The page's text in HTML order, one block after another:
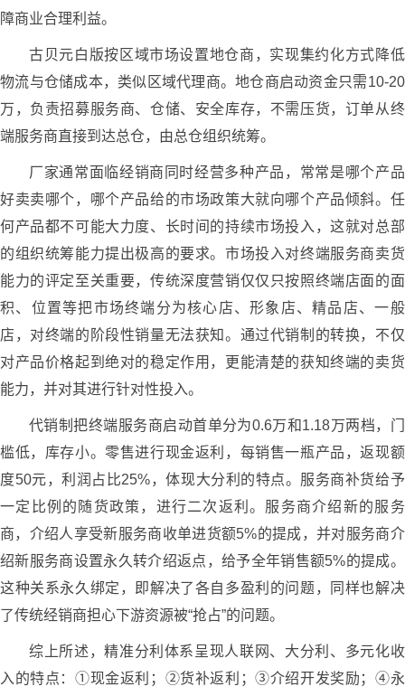
障商业合理利益。
古贝元白版按区域市场设置地仓商，实现集约化方式降低
物流与仓储成本，类似区域代理商。地仓商启动资金只需10-20
万，负责招募服务商、仓储、安全库存，不需压货，订单从终
端服务商直接到达总仓，由总仓组织统筹。
厂家通常面临经销商同时经营多种产品，常常是哪个产品
好卖卖哪个，哪个产品给的市场政策大就向哪个产品倾斜。任
何产品都不可能大力度、长时间的持续市场投入，这就对总部
的组织统筹能力提出极高的要求。市场投入对终端服务商卖货
能力的评定至关重要，传统深度营销仅仅只按照终端店面的面
积、位置等把市场终端分为核心店、形象店、精品店、一般
店，对终端的阶段性销量无法获知。通过代销制的转换，不仅
对产品价格起到绝对的稳定作用，更能清楚的获知终端的卖货
能力，并对其进行针对性投入。
代销制把终端服务商启动首单分为0.6万和1.18万两档，门
槛低，库存小。零售进行现金返利，每销售一瓶产品，返现额
度50元，利润占比25%，体现大分利的特点。服务商补货给予
一定比例的随货政策，进行二次返利。服务商介绍新的服务
商，介绍人享受新服务商收单进货额5%的提成，并对服务商介
绍新服务商设置永久转介绍返点，给予全年销售额5%的提成。
这种关系永久绑定，即解决了各自多盈利的问题，同样也解决
了传统经销商担心下游资源被“抢占”的问题。
综上所述，精准分利体系呈现人联网、大分利、多元化收
入的特点：①现金返利；②货补返利；③介绍开发奖励；④永